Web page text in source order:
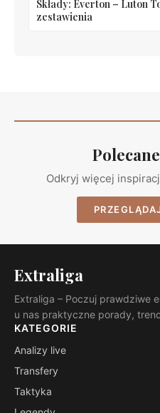
Składy: Everton – Luton
zestawienia
Odkryj więcej
Extraliga
Extraliga – Poczuj prawdziwe
u nas praktyczne porady,
KATEGORIE
Analizy live
Transfery
Taktyka